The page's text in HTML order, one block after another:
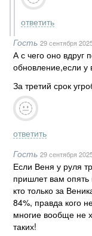
ответить
Гость 29 сентября
А с чего оно вдруг
обновление,если у
За третий срок
ответить
Гость 29 сентября
Если Веня у руля
пришлет вам
кто только за
84%, правда кого
многие вообще не
таких!